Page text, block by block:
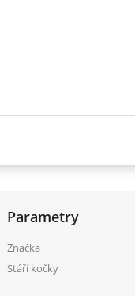
Parametry
Značka
Stáří kočky